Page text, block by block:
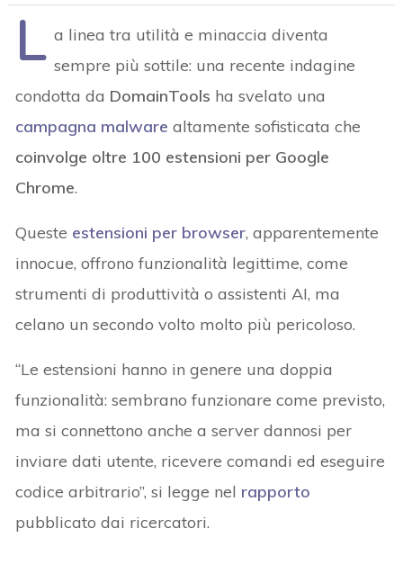
L a linea tra utilità e minaccia diventa
sempre più sottile: una recente indagine
condotta da DomainTools ha svelato una
campagna malware altamente sofisticata che
coinvolge oltre 100 estensioni per Google
Chrome.
Queste estensioni per browser, apparentemente
innocue, offrono funzionalità legittime, come
strumenti di produttività o assistenti AI, ma
celano un secondo volto molto più pericoloso.
“Le estensioni hanno in genere una doppia
funzionalità: sembrano funzionare come previsto,
ma si connettono anche a server dannosi per
inviare dati utente, ricevere comandi ed eseguire
codice arbitrario”, si legge nel rapporto
pubblicato dai ricercatori.